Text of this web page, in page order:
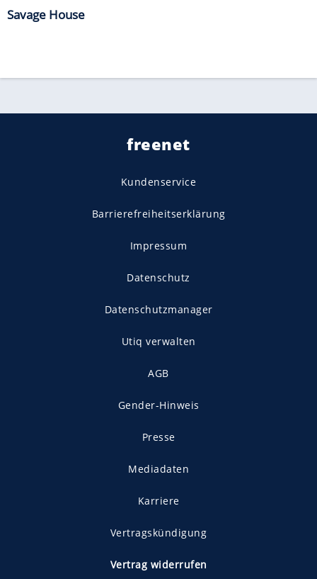
Savage House
freenet
Kundenservice
Barrierefreiheitserklärung
Impressum
Datenschutz
Datenschutzmanager
Utiq verwalten
AGB
Gender-Hinweis
Presse
Mediadaten
Karriere
Vertragskündigung
Vertrag widerrufen